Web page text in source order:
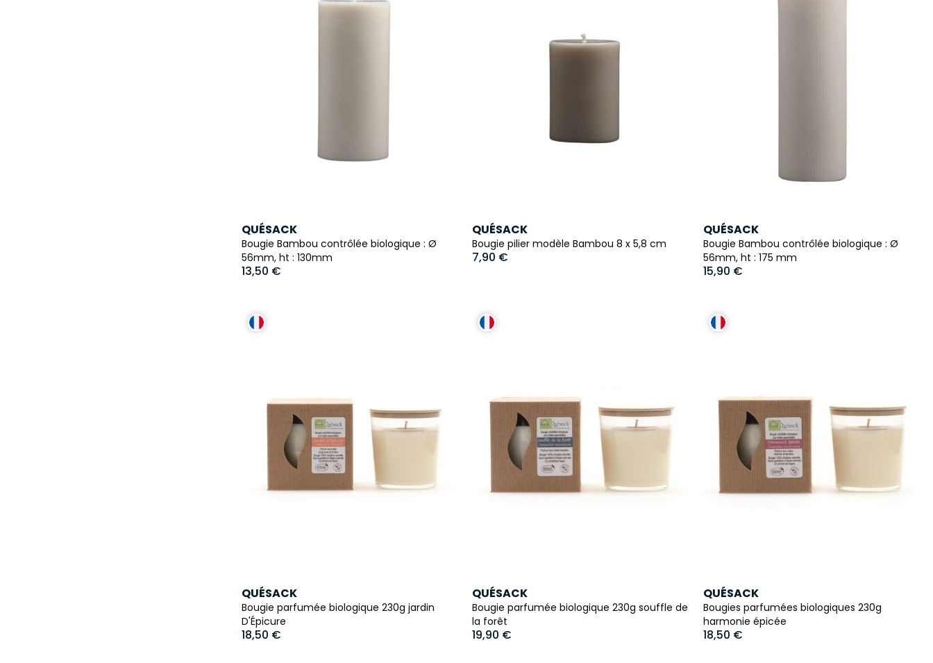
QUÉSACK
Bougie Bambou contrôlée biologique : Ø
56mm, ht : 130mm
13,50 €
QUÉSACK
Bougie pilier modèle Bambou 8 x 5,8 cm
7,90 €
QUÉSACK
Bougie Bambou contrôlée biologique : Ø
56mm, ht : 175 mm
15,90 €
QUÉSACK
Bougie parfumée biologique 230g jardin
D'Épicure
18,50 €
QUÉSACK
Bougie parfumée biologique 230g souffle de
la forêt
19,90 €
QUÉSACK
Bougies parfumées biologiques 230g
harmonie épicée
18,50 €